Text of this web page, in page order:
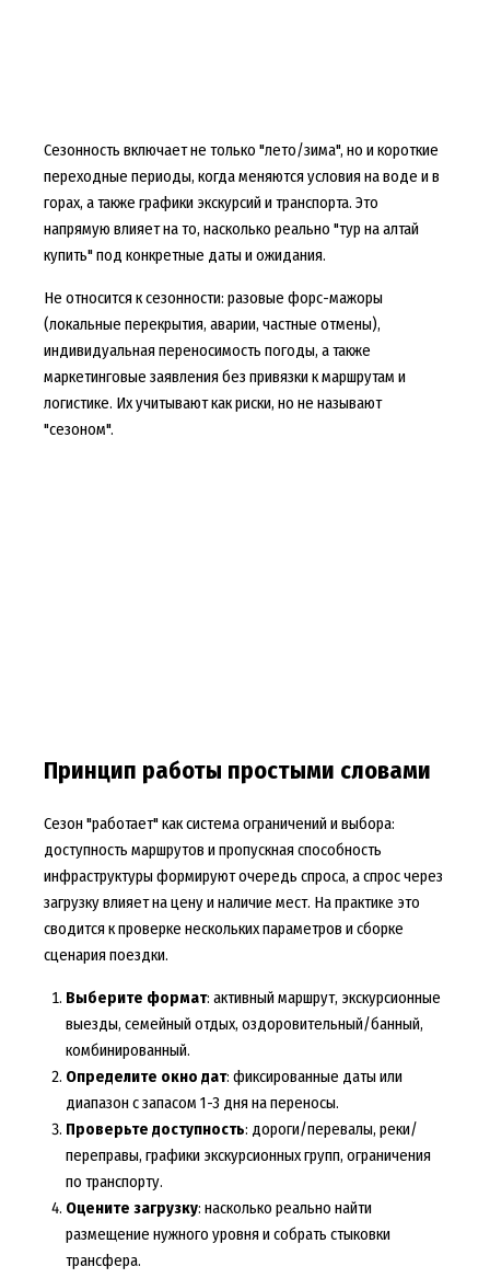
Сезонность включает не только "лето/зима", но и короткие
переходные периоды, когда меняются условия на воде и в
горах, а также графики экскурсий и транспорта. Это
напрямую влияет на то, насколько реально "тур на алтай
купить" под конкретные даты и ожидания.
Не относится к сезонности: разовые форс-мажоры
(локальные перекрытия, аварии, частные отмены),
индивидуальная переносимость погоды, а также
маркетинговые заявления без привязки к маршрутам и
логистике. Их учитывают как риски, но не называют
"сезоном".
Принцип работы простыми словами
Сезон "работает" как система ограничений и выбора:
доступность маршрутов и пропускная способность
инфраструктуры формируют очередь спроса, а спрос через
загрузку влияет на цену и наличие мест. На практике это
сводится к проверке нескольких параметров и сборке
сценария поездки.
Выберите формат: активный маршрут, экскурсионные
выезды, семейный отдых, оздоровительный/банный,
комбинированный.
Определите окно дат: фиксированные даты или
диапазон с запасом 1-3 дня на переносы.
Проверьте доступность: дороги/перевалы, реки/
переправы, графики экскурсионных групп, ограничения
по транспорту.
Оцените загрузку: насколько реально найти
размещение нужного уровня и собрать стыковки
трансфера.